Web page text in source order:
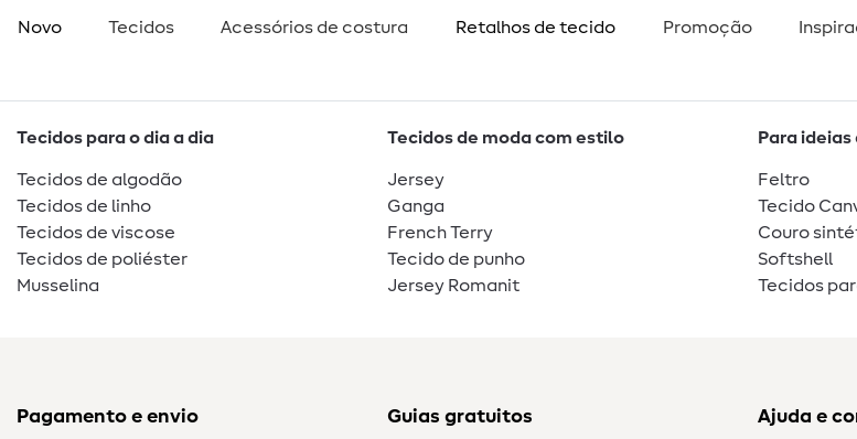
Novo Tecidos Acessórios de costura​ Retalhos de tecido Promoção
Tecidos para o dia a dia
Tecidos de algodão
Tecidos de linho
Tecidos de viscose
Tecidos de poliéster
Musselina
Tecidos de moda com estilo
Jersey
Ganga
French Terry
Tecido de punho
Jersey Romanit
Para
Feltro
Tecido
Couro
Softshell
Tecidos
Pagamento e envio Guias gratuitos Ajuda e